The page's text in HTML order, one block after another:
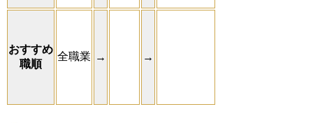
おすすめ
職順
全職業 → →